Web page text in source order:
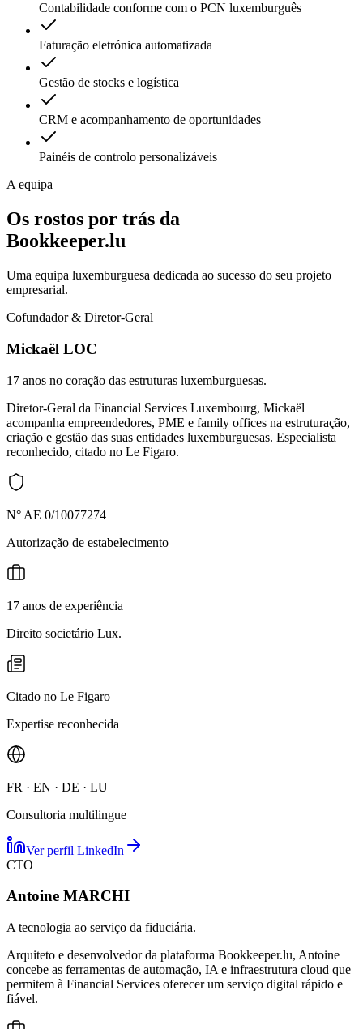
Contabilidade conforme com o PCN luxemburguês
Faturação eletrónica automatizada
Gestão de stocks e logística
CRM e acompanhamento de oportunidades
Painéis de controlo personalizáveis
A equipa
Os rostos por trás da
Bookkeeper.lu
Uma equipa luxemburguesa dedicada ao sucesso do seu projeto
empresarial.
Cofundador & Diretor-Geral
Mickaël LOC
17 anos no coração das estruturas luxemburguesas.
Diretor-Geral da Financial Services Luxembourg, Mickaël
acompanha empreendedores, PME e family offices na estruturação,
criação e gestão das suas entidades luxemburguesas. Especialista
reconhecido, citado no Le Figaro.
N° AE 0/10077274
Autorização de estabelecimento
17 anos de experiência
Direito societário Lux.
Citado no Le Figaro
Expertise reconhecida
FR · EN · DE · LU
Consultoria multilingue
Ver perfil LinkedIn
CTO
Antoine MARCHI
A tecnologia ao serviço da fiduciária.
Arquiteto e desenvolvedor da plataforma Bookkeeper.lu, Antoine
concebe as ferramentas de automação, IA e infraestrutura cloud que
permitem à Financial Services oferecer um serviço digital rápido e
fiável.